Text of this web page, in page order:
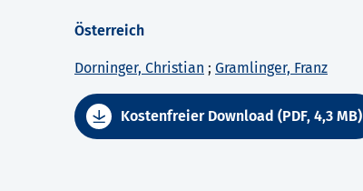
Österreich
Dorninger, Christian ; Gramlinger, Franz
Kostenfreier Download (PDF, 4,3 MB)